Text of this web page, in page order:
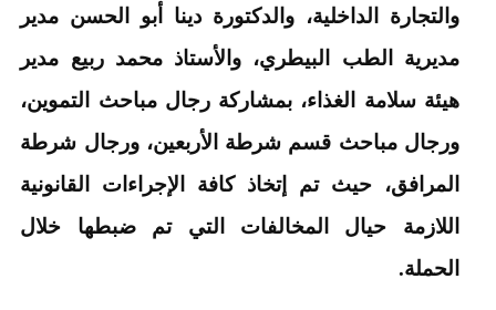
والتجارة الداخلية، والدكتورة دينا أبو الحسن مدير
مديرية الطب البيطري، والأستاذ محمد ربيع مدير
هيئة سلامة الغذاء، بمشاركة رجال مباحث التموين،
ورجال مباحث قسم شرطة الأربعين، ورجال شرطة
المرافق، حيث تم إتخاذ كافة الإجراءات القانونية
اللازمة حيال المخالفات التي تم ضبطها خلال
الحملة.